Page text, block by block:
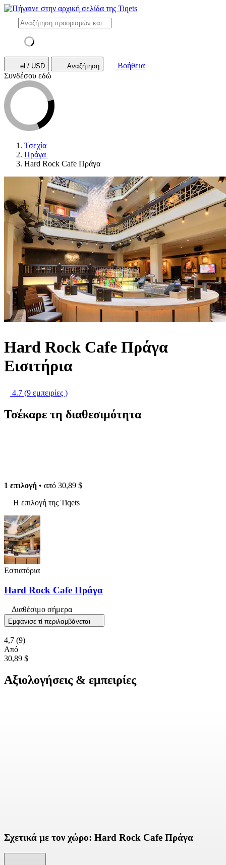
el / USD Αναζήτηση
Βοήθεια
Συνδέσου εδώ
Τσεχία
Πράγα
Hard Rock Cafe Πράγα
Hard Rock Cafe Πράγα
Εισιτήρια
4.7 (9 εμπειρίες )
Τσέκαρε τη διαθεσιμότητα
1 επιλογή • από 30,89 $
Η επιλογή της Tiqets
Εστιατόρια
Hard Rock Cafe Πράγα
Διαθέσιμο σήμερα
Εμφάνισε τί περιλαμβάνεται
4,7 (9)
Από
30,89 $
Αξιολογήσεις & εμπειρίες
Σχετικά με τον χώρο: Hard Rock Cafe Πράγα